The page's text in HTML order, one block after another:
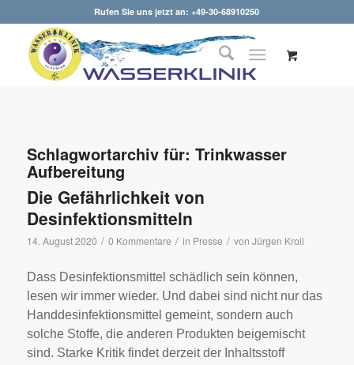
Rufen Sie uns jetzt an: +49-30-68910250
Schlagwortarchiv für: Trinkwasser
Aufbereitung
Die Gefährlichkeit von
Desinfektionsmitteln
14. August 2020 / 0 Kommentare / in Presse / von Jürgen Kroll
Dass Desinfektionsmittel schädlich sein können,
lesen wir immer wieder. Und dabei sind nicht nur das
Handdesinfektionsmittel gemeint, sondern auch
solche Stoffe, die anderen Produkten beigemischt
sind. Starke Kritik findet derzeit der Inhaltsstoff